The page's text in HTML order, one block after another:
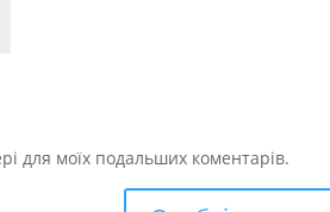
для моїх подальших коментарів.